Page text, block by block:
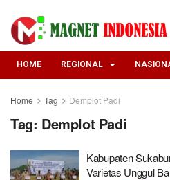
HOME REGIONAL
Home Tag Demplot Padi
Tag: Demplot Padi
Kabupaten
Varietas Unggul